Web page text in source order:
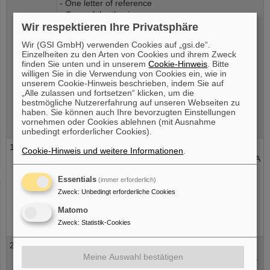
- One letter of reference
- Copy of the thesis
Dr. H. Zeitträger
c/o GSI Helmholtzzentrum für
Schwerionenforschung GmbH
Abteilung Biophysik Planckstraße 1
D-64291 Darmstadt
Germany
or by mail to:bio-sekretariat(at)gsi.de
18.09.2012
GSI testet Mond- und Marsgestein für zukünftige
Bereits in 20 Jahren plant die NASA
Auftrag der Europäischen Raumfahrtorganisation
ESA untersucht die GSI Helmholtzzentrum für
Marsgestein eignet, um daraus Schutzschilder für
Bodenstationen der Astronauten zu bauen.
28.08.2012
Das endgültige Programm von 10thInternational
Symposium on Chromosomal Aberrations
(ISCA10 -
Wir respektieren Ihre Privatsphäre
Wir (GSI GmbH) verwenden Cookies auf „gsi.de“.
Einzelheiten zu den Arten von Cookies und ihrem Zweck
finden Sie unten und in unseremCookie-Hinweis . Bitte
willigen Sie in die Verwendung von Cookies ein, wie in
unserem Cookie-Hinweis beschrieben, indem Sie auf
„Alle zulassen und fortsetzen“ klicken, um die
bestmögliche Nutzererfahrung auf unseren Webseiten zu
haben. Sie können auch Ihre bevorzugten Einstellungen
vornehmen oder Cookies ablehnen (mit Ausnahme
unbedingt erforderlicher Cookies).
Cookie-Hinweis und weitere Informationen
Essentials (immer erforderlich)
Zweck: Unbedingt erforderliche Cookies
Matomo
Zweck: Statistik-Cookies
Meine Auswahl bestätigen